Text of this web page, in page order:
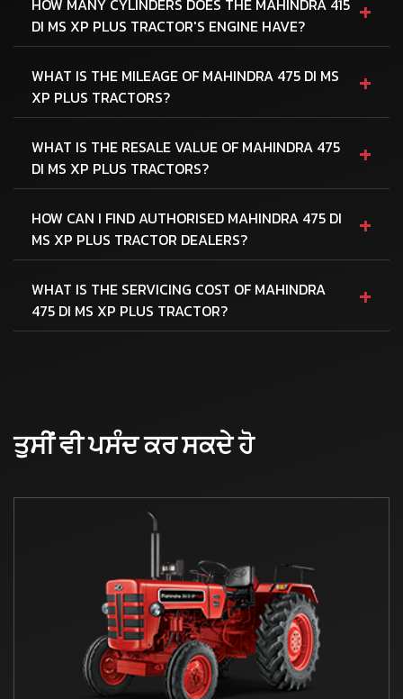
DI MS XP PLUS TRACTOR'S ENGINE HAVE?
+
WHAT IS THE MILEAGE OF MAHINDRA 475 DI MS
XP PLUS TRACTORS?
+
WHAT IS THE RESALE VALUE OF MAHINDRA 475
DI MS XP PLUS TRACTORS?
+
HOW CAN I FIND AUTHORISED MAHINDRA 475 DI
MS XP PLUS TRACTOR DEALERS?
+
WHAT IS THE SERVICING COST OF MAHINDRA
475 DI MS XP PLUS TRACTOR?
+
ਤੁਸੀਂ ਵੀ ਪਸੰਦ ਕਰ ਸਕਦੇ ਹੋ